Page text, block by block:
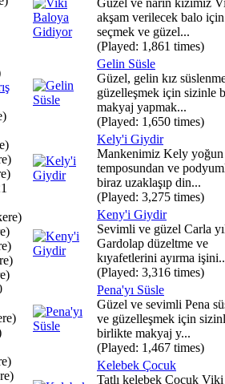
Güzel ve narin kızımız
akşam verilecek balo
seçmek ve güzel...
(Played: 1,861 times)
Gelin Süsle
Güzel, gelin kız
güzelleşmek için sizinle
makyaj yapmak...
(Played: 1,650 times)
Kely'i Giydir
Mankenimiz Kely yoğun
temposundan ve
biraz uzaklaşıp din...
(Played: 3,275 times)
Keny'i Giydir
Sevimli ve güzel Carla
Gardolap düzeltme ve
kıyafetlerini ayırma
(Played: 3,316 times)
Pena'yı Süsle
Güzel ve sevimli Pena
ve güzelleşmek için
birlikte makyaj y...
(Played: 1,467 times)
Kelebek Çocuk
Tatlı kelebek Çocuk Viki